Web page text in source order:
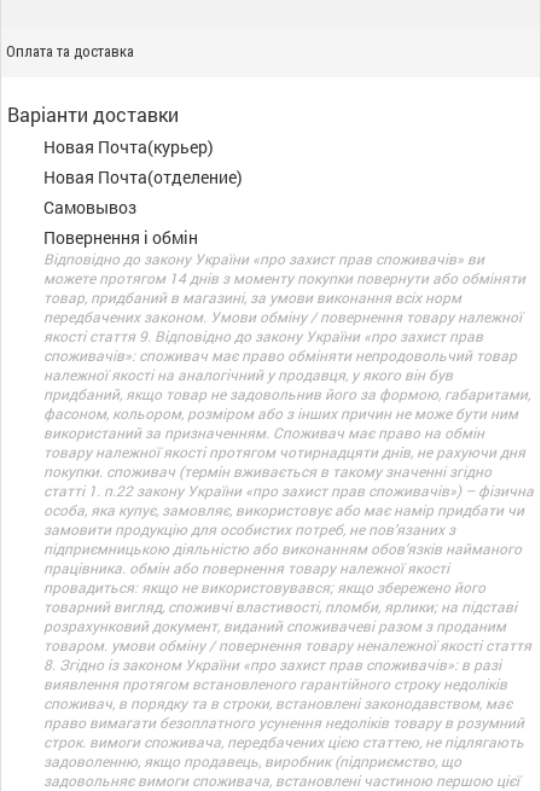
Оплата та доставка
Варіанти доставки
Новая Почта(курьер)
Новая Почта(отделение)
Самовывоз
Повернення і обмін
Відповідно до закону України «про захист прав споживачів» ви
можете протягом 14 днів з моменту покупки повернути або обміняти
товар, придбаний в магазині, за умови виконання всіх норм
передбачених законом. Умови обміну / повернення товару належної
якості стаття 9. Відповідно до закону України «про захист прав
споживачів»: споживач має право обміняти непродовольчий товар
належної якості на аналогічний у продавця, у якого він був
придбаний, якщо товар не задовольнив його за формою, габаритами,
фасоном, кольором, розміром або з інших причин не може бути ним
використаний за призначенням. Споживач має право на обмін
товару належної якості протягом чотирнадцяти днів, не рахуючи дня
покупки. споживач (термін вживається в такому значенні згідно
статті 1. п.22 закону України «про захист прав споживачів») – фізична
особа, яка купує, замовляє, використовує або має намір придбати чи
замовити продукцію для особистих потреб, не пов’язаних з
підприємницькою діяльністю або виконанням обов’язків найманого
працівника. обмін або повернення товару належної якості
провадиться: якщо не використовувався; якщо збережено його
товарний вигляд, споживчі властивості, пломби, ярлики; на підставі
розрахунковий документ, виданий споживачеві разом з проданим
товаром. умови обміну / повернення товару неналежної якості стаття
8. Згідно із законом України «про захист прав споживачів»: в разі
виявлення протягом встановленого гарантійного строку недоліків
споживач, в порядку та в строки, встановлені законодавством, має
право вимагати безоплатного усунення недоліків товару в розумний
строк. вимоги споживача, передбачених цією статтею, не підлягають
задоволенню, якщо продавець, виробник (підприємство, що
задовольняє вимоги споживача, встановлені частиною першою цієї